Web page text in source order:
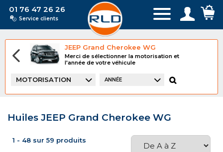
01 76 47 26 26
Service clients
JEEP Grand Cherokee WG
Merci de sélectionner la motorisation et
l'année de votre véhicule
MOTORISATION ANNÉE
Huiles JEEP Grand Cherokee WG
1 - 48 sur 59 produits